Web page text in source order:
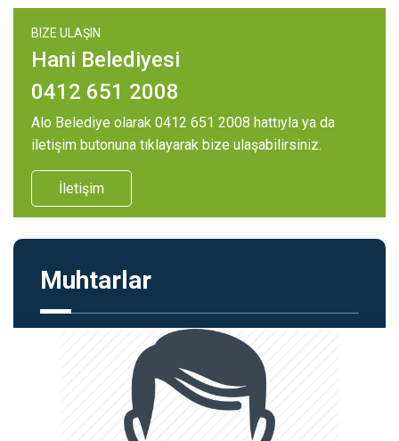
BIZE ULAŞIN
Hani Belediyesi
0412 651 2008
Alo Belediye olarak 0412 651 2008 hattıyla ya da
iletişim butonuna tıklayarak bize ulaşabilirsiniz.
İletişim
Muhtarlar